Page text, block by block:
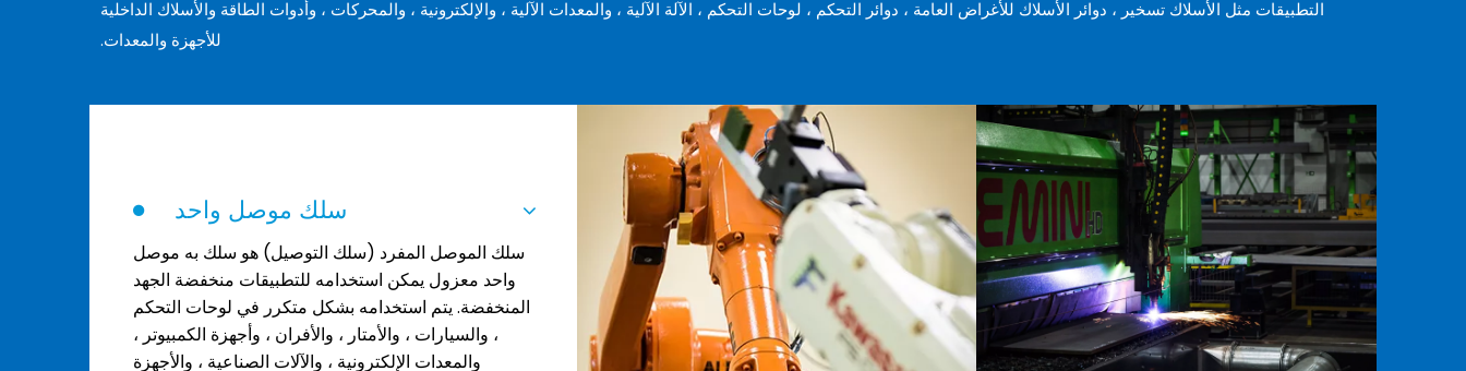
التطبيقات مثل الأسلاك تسخير ، دوائر الأسلاك للأغراض العامة ، دوائر التحكم ، لوحات التحكم ، الآلة الآلية ، والمعدات الآلية ، والإلكترونية ، والمحركات ، وأدوات الطاقة والأسلاك الداخلية
للأجهزة والمعدات.
سلك موصل واحد
سلك الموصل المفرد (سلك التوصيل) هو سلك به موصل
واحد معزول يمكن استخدامه للتطبيقات منخفضة الجهد
المنخفضة. يتم استخدامه بشكل متكرر في لوحات التحكم
، والسيارات ، والأمتار ، والأفران ، وأجهزة الكمبيوتر ،
والمعدات الإلكترونية ، والآلات الصناعية ، والأجهزة